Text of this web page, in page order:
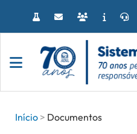
o
Início
Documentos